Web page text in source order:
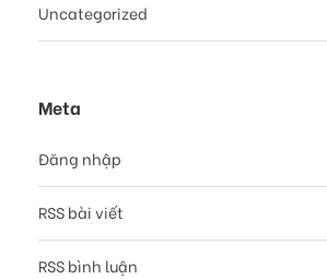
Uncategorized
Meta
Đăng nhập
RSS bài viết
RSS bình luận